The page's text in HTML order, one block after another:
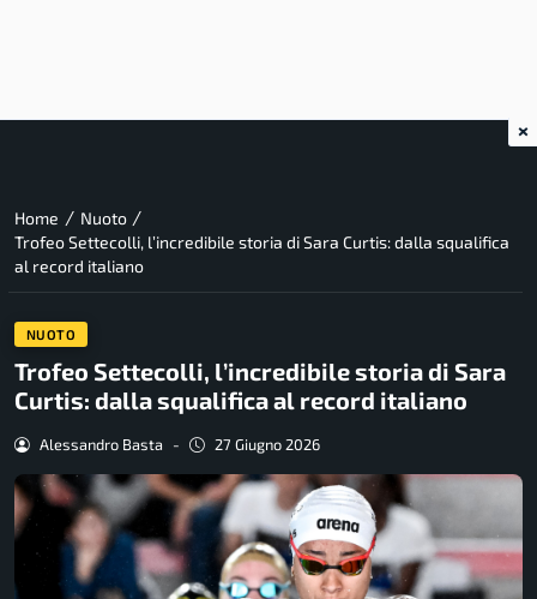
Home / Nuoto /
Trofeo Settecolli, l’incredibile storia di Sara Curtis: dalla squalifica
al record italiano
NUOTO
Trofeo Settecolli, l’incredibile storia di Sara
Curtis: dalla squalifica al record italiano
Alessandro Basta - 27 Giugno 2026
×